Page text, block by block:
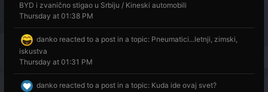
BYD i zvanično stigao u Srbiju / Kineski automobili
Thursday at 01:38 PM
danko reacted to a post in a topic: Pneumatici...letnji, zimski,
iskustva
Thursday at 01:31 PM
danko reacted to a post in a topic: Kuda ide ovaj svet?